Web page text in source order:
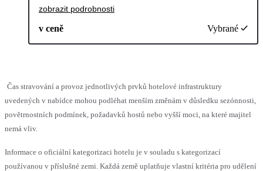
zobrazit podrobnosti
v ceně Vybrané
Čas stravování a provoz jednotlivých prvků hotelové infrastruktury
uvedených v nabídce mohou podléhat menším změnám v důsledku sezónnosti,
povětrnostních podmínek, požadavků hostů nebo vyšší moci, na které majitel
nemá vliv.
Informace o oficiální kategorizaci hotelu je v souladu s kategorizací
používanou v příslušné zemi. Každá země uplatňuje vlastní kritéria pro udělení